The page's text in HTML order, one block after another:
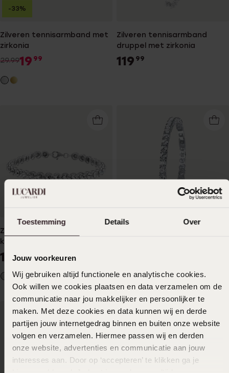
Toestemming Details Over
Jouw voorkeuren
Wij gebruiken altijd functionele en analytische cookies.
Ook willen we cookies plaatsen en data verzamelen om de
communicatie naar jou makkelijker en persoonlijker te
maken. Met deze cookies en data kunnen wij en derde
partijen jouw internetgedrag binnen en buiten onze website
volgen en verzamelen. Hiermee passen wij en derden
onze website, advertenties en communicatie aan jouw
interesses aan. Door op ‘accepteren’ te klikken ga je
Zilveren tennisarmband met
zirkonia
29.9919 99
-33%
Zilveren tennisarmband
druppel met zirkonia
119 99
Zilveren tennisarmband met
kristal
149